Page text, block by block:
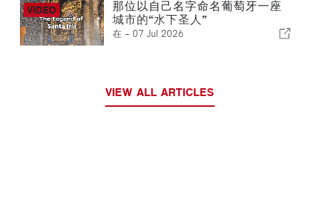
那位以自己名字命名葡萄牙一座
城市的“水下圣人”
在 - 07 Jul 2026
VIEW ALL ARTICLES